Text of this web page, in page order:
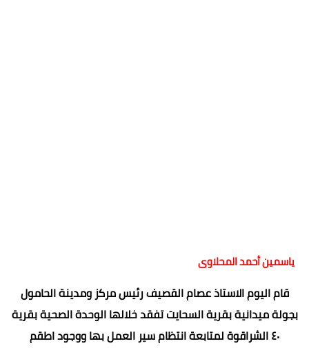
ياسمين أحمد المحلاوى
قام اليوم الاستاذ عصام القصيف رئيس مركز ومدينة الحامول
بجولة ميدانية بقرية السحايت تفقد خلالها الوحدة الصحية بقرية
٤٠ الشراقوة لمتابعة انتظام سير العمل بها ووجود اطقم